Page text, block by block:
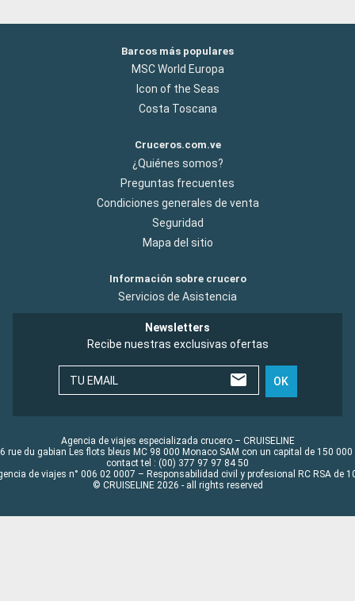
Barcos más populares
MSC World Europa
Icon of the Seas
Costa Toscana
Cruceros.com.ve
¿Quiénes somos?
Preguntas frecuentes
Condiciones generales de venta
Seguridad
Mapa del sitio
Información sobre crucero
Servicios de Asistencia
Newsletters
Recibe nuestras exclusivas ofertas
TU EMAIL OK
Agencia de viajes especializada crucero – CRUISELINE
rue du gabian Les flots bleus MC 98 000 Monaco SAM con un capital de 150 000
contact tel : (00) 377 97 97 84 50
de viajes n° 006 02 0007 – Responsabilidad civil y profesional RC RSA de
© CRUISELINE 2026 - all rights reserved